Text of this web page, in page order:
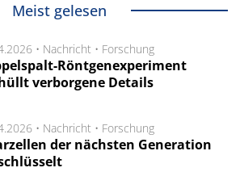
Meist gelesen
• Nachricht • Forschung
Röntgenexperiment
verborgene Details
• Nachricht • Forschung
der nächsten Generation